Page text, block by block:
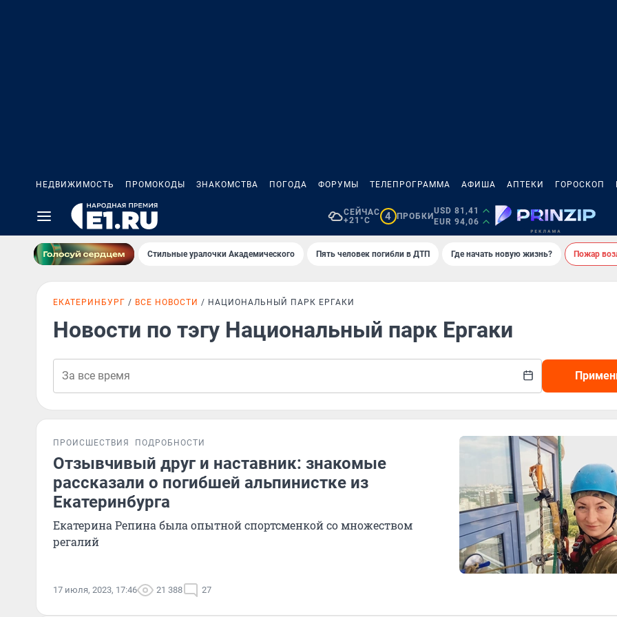
НЕДВИЖИМОСТЬ ПРОМОКОДЫ ЗНАКОМСТВА ПОГОДА ФОРУМЫ ТЕЛЕПРОГРАММА АФИША АПТЕКИ ГОРОСКОП
СЕЙЧАС
+21°C
4 ПРОБКИ
USD 81,41
EUR 94,06
Стильные уралочки Академического Пять человек погибли в ДТП Где начать новую жизнь? Пожар
ЕКАТЕРИНБУРГ ВСЕ НОВОСТИ НАЦИОНАЛЬНЫЙ ПАРК ЕРГАКИ
Новости по тэгу Национальный парк Ергаки
ПРОИСШЕСТВИЯ ПОДРОБНОСТИ
Отзывчивый друг и наставник: знакомые
рассказали о погибшей альпинистке из
Екатеринбурга
Екатерина Репина была опытной спортсменкой со множеством
регалий
17 июля, 2023, 17:46 21 388 27